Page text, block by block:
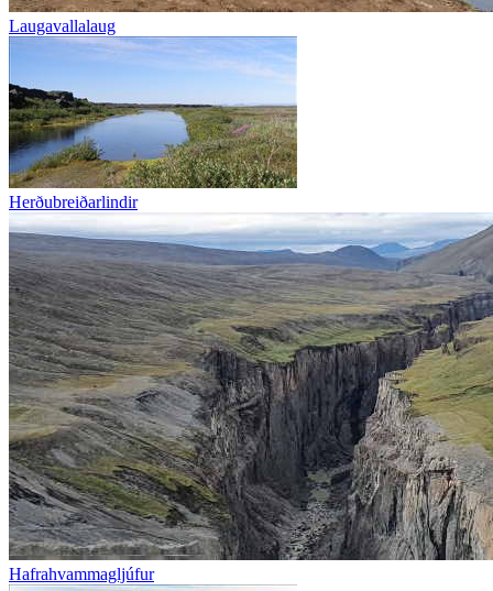
Laugavallalaug
Herðubreiðarlindir
Hafrahvammagljúfur